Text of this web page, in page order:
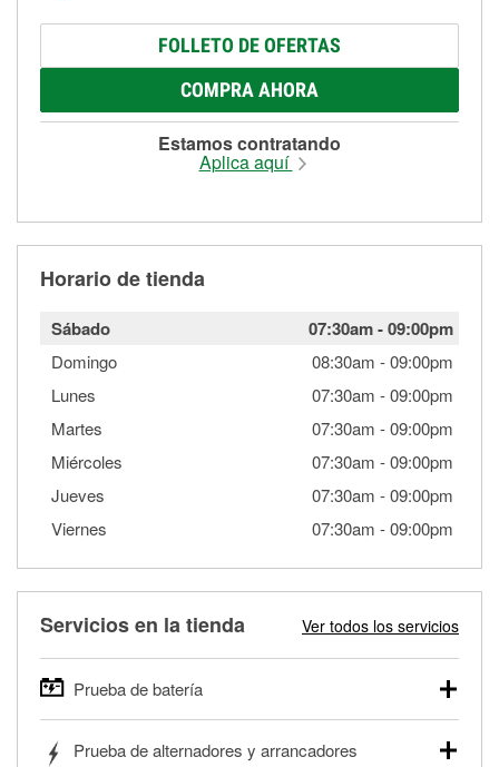
FOLLETO DE OFERTAS
COMPRA AHORA
Estamos contratando
Aplica aquí
Horario de tienda
Sábado 07:30am-09:00pm
Domingo 08:30am -09:00pm
Lunes
07:30am -09:00pm
Martes
07:30am -09:00pm
Miércoles
07:30am -09:00pm
Jueves
07:30am -09:00pm
Viernes
07:30am -09:00pm
Servicios en la tienda Ver todos los servicios
Prueba de batería
autos, camionetas, SUVs, vehículos comerciales y
Prueba de alternadores y arrancadores